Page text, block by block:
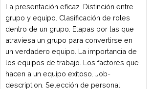
Técnicas básicas de amasado, batido,
decoración, cocciones. Recetas de
aplicación de las diferentes técnicas, con
variación de la materia prima, para la
elaboración de productos clásicos y
básicos de la pastelería : masas
quebradas, cremas frías y cocidas,